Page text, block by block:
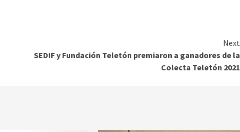
Next
SEDIF y Fundación Teletón premiaron a ganadores de la
Colecta Teletón 2021